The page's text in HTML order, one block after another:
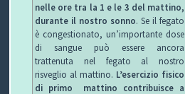
nelle ore tra la 1 e le 3 del mattino,
durante il nostro sonno. Se il fegato
è congestionato, un’importante dose
di sangue può essere ancora
trattenuta nel fegato al nostro
risveglio al mattino. L’esercizio fisico
di primo mattino contribuisce a